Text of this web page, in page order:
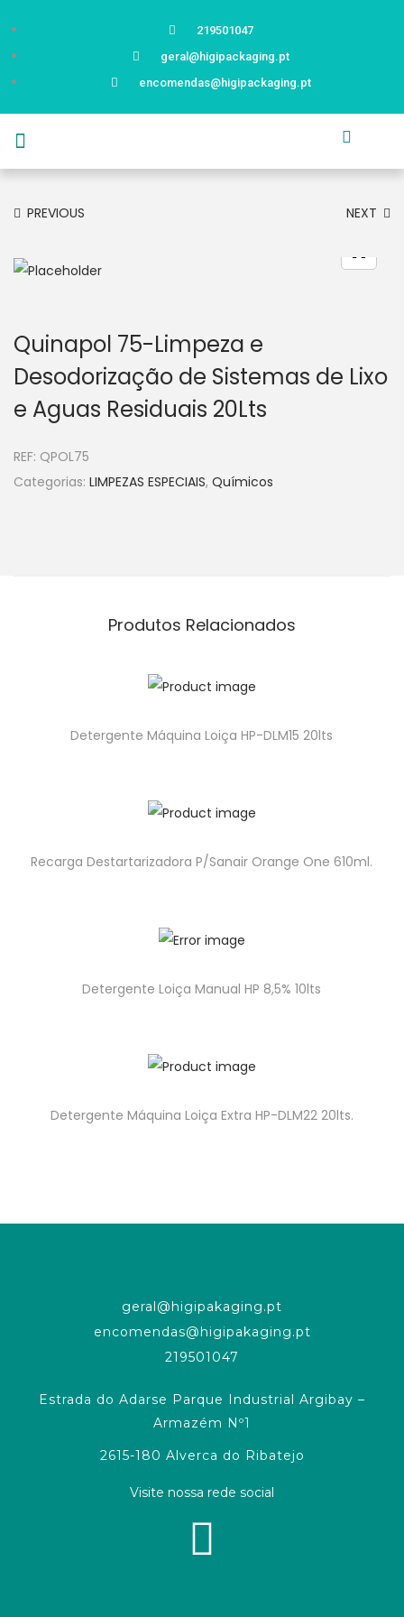
219501047
geral@higipackaging.pt
encomendas@higipackaging.pt
PREVIOUS NEXT
Quinapol 75-Limpeza e
Desodorização de Sistemas de Lixo
e Aguas Residuais 20Lts
REF: QPOL75
Categorias: LIMPEZAS ESPECIAIS, Químicos
Produtos Relacionados
Detergente Máquina Loiça HP-DLM15 20lts
Recarga Destartarizadora P/Sanair Orange One 610ml.
Detergente Loiça Manual HP 8,5% 10lts
Detergente Máquina Loiça Extra HP-DLM22 20lts.
geral@higipakaging.pt
encomendas@higipakaging.pt
219501047
Estrada do Adarse Parque Industrial Argibay –
Armazém Nº1
2615-180 Alverca do Ribatejo
Visite nossa rede social